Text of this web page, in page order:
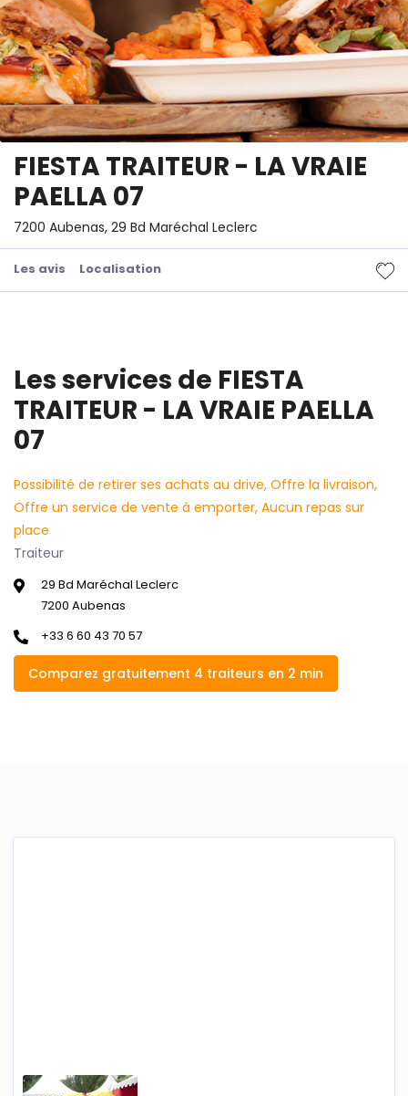
FIESTA TRAITEUR - LA VRAIE
PAELLA 07
7200 Aubenas, 29 Bd Maréchal Leclerc
Les avis Localisation
Les services de FIESTA
TRAITEUR - LA VRAIE PAELLA
07
Possibilité de retirer ses achats au drive, Offre la livraison,
Offre un service de vente à emporter, Aucun repas sur
place
Traiteur
29 Bd Maréchal Leclerc
7200 Aubenas
+33 6 60 43 70 57
Comparez gratuitement 4 traiteurs en 2 min